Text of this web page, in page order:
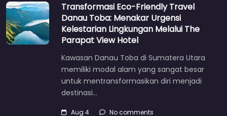
Transformasi Eco-Friendly Travel
Danau Toba: Menakar Urgensi
Kelestarian Lingkungan Melalui The
Parapat View Hotel
Kawasan Danau Toba di Sumatera Utara
memiliki modal alam yang sangat besar
untuk mentransformasikan diri menjadi
destinasi…
Aug 4 No comments